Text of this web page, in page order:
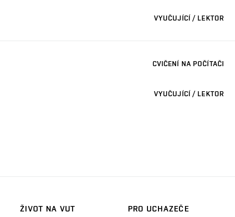
VYUČUJÍCÍ / LEKTOR
CVIČENÍ NA POČÍTAČI
VYUČUJÍCÍ / LEKTOR
ŽIVOT NA VUT
PRO UCHAZEČE